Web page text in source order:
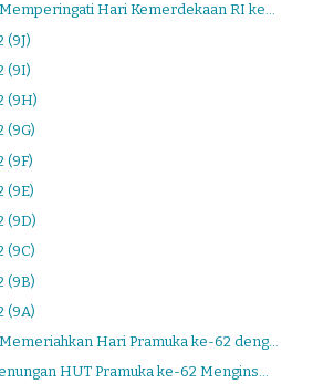
Hari Kemerdekaan RI ke...
(9J)
(9I)
(9H)
(9G)
(9F)
(9E)
(9D)
(9C)
(9B)
(9A)
Hari Pramuka ke-62 deng...
HUT Pramuka ke-62 Mengins...